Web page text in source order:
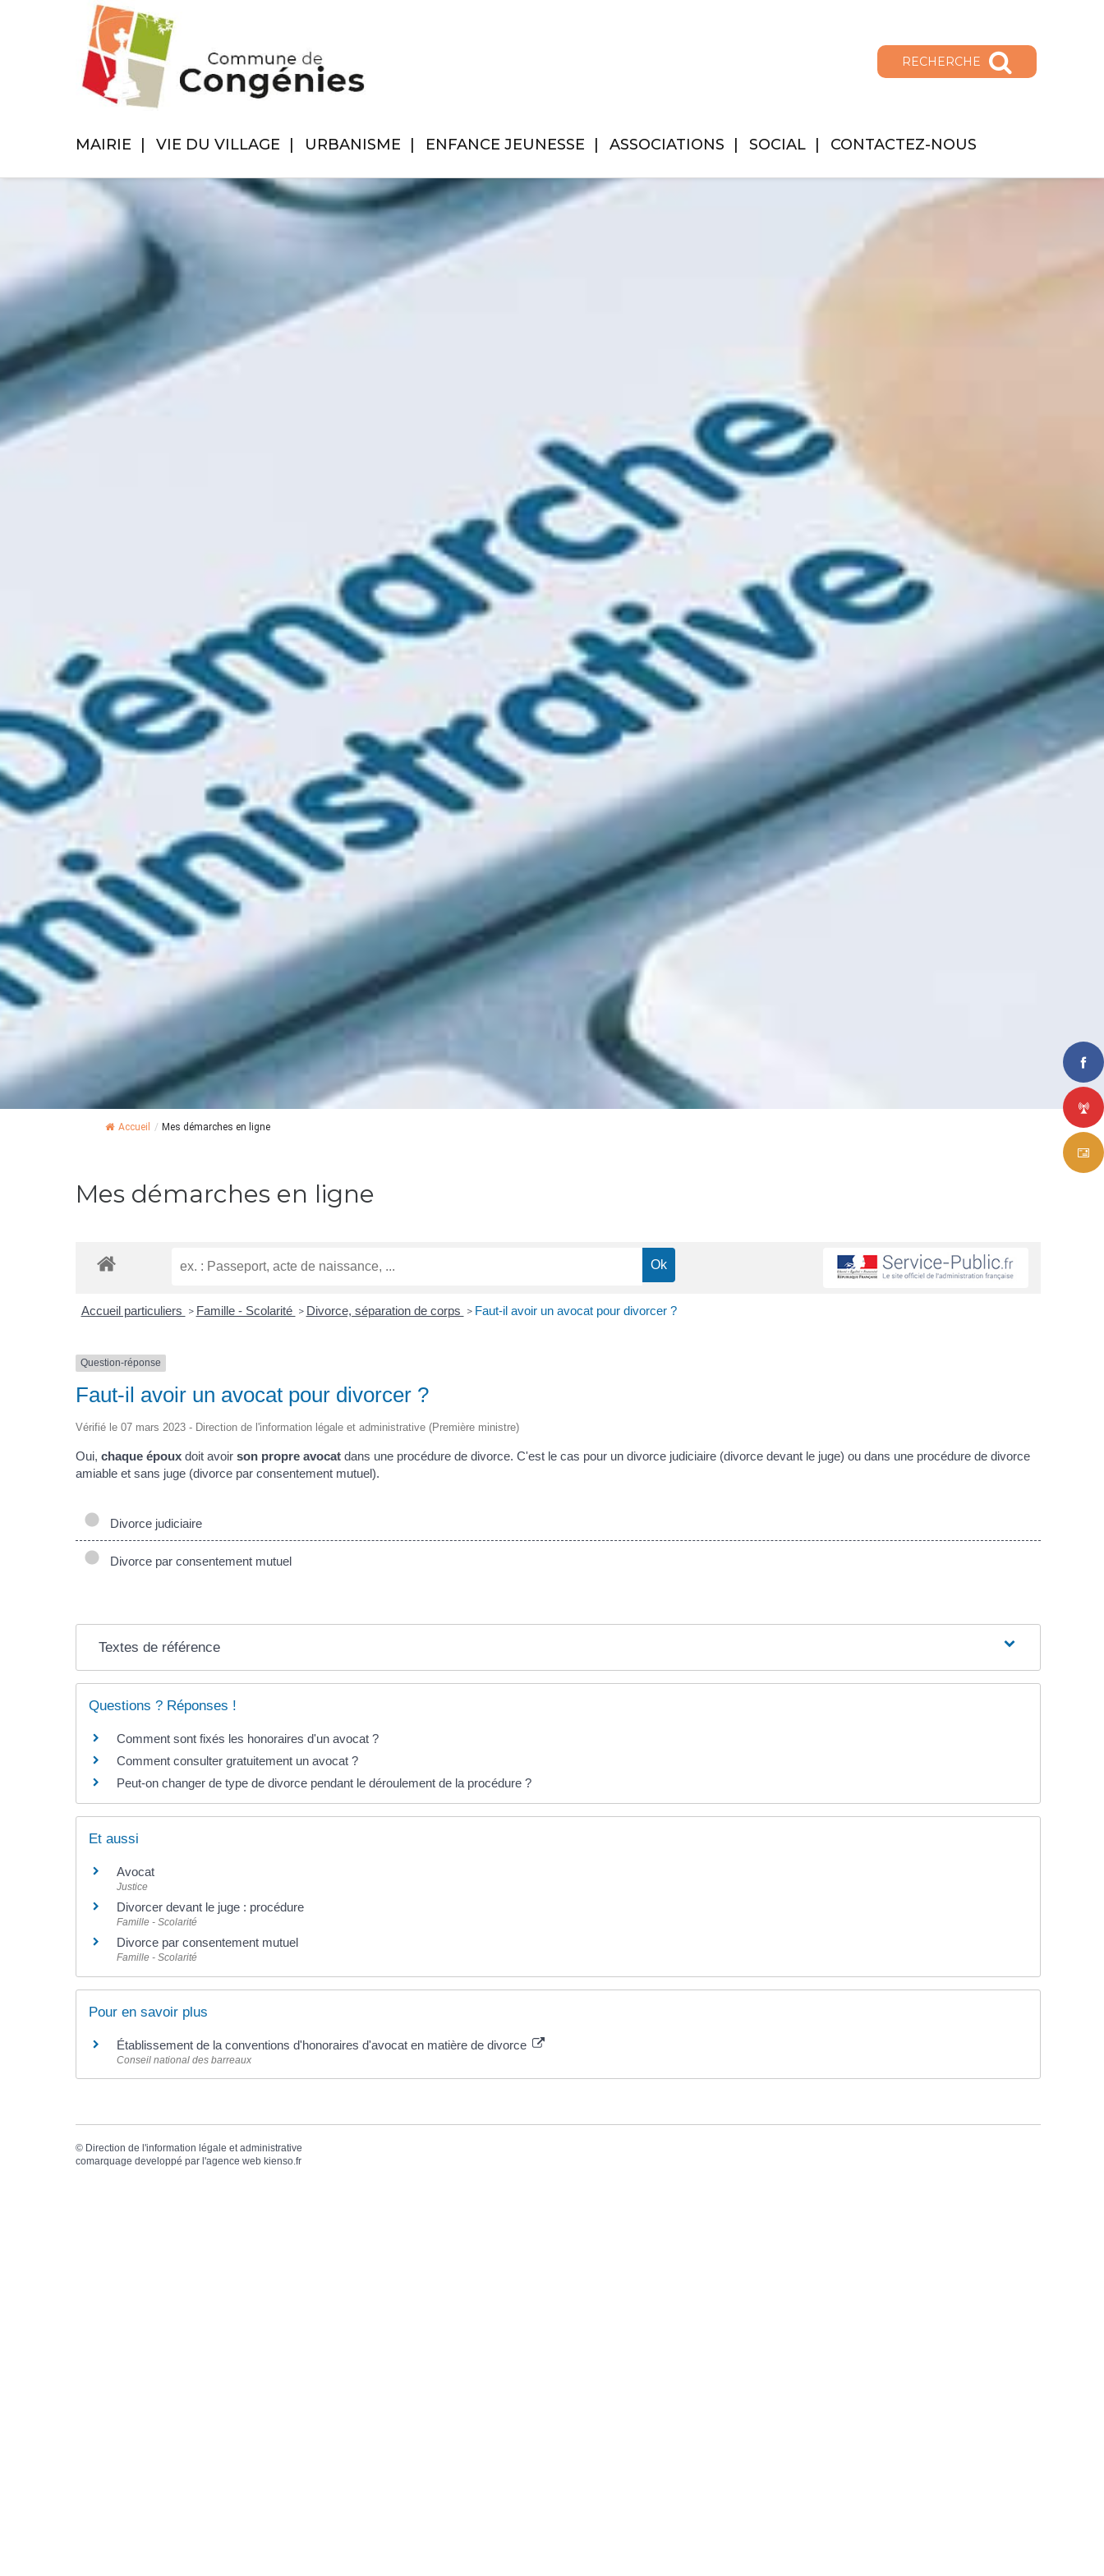
RECHERCHE
MAIRIE VIE DU VILLAGE URBANISME ENFANCE JEUNESSE ASSOCIATIONS SOCIAL CONTACTEZ-NOUS
Accueil / Mes démarches en ligne
Mes démarches en ligne
Accueil particuliers > Famille - Scolarité > Divorce, séparation de corps > Faut-il avoir un avocat pour divorcer ?
Question-réponse
Faut-il avoir un avocat pour divorcer ?
Vérifié le 07 mars 2023 - Direction de l'information légale et administrative (Première ministre)
Oui, chaque époux doit avoir son propre avocat dans une procédure de divorce. C'est le cas pour un divorce judiciaire (divorce devant le juge) ou dans une procédure de divorce
amiable et sans juge (divorce par consentement mutuel).
Divorce judiciaire
Divorce par consentement mutuel
Textes de référence
Questions ? Réponses !
Comment sont fixés les honoraires d'un avocat ?
Comment consulter gratuitement un avocat ?
Peut-on changer de type de divorce pendant le déroulement de la procédure ?
Et aussi
Avocat
Justice
Divorcer devant le juge : procédure
Famille - Scolarité
Divorce par consentement mutuel
Famille - Scolarité
Pour en savoir plus
Établissement de la conventions d'honoraires d'avocat en matière de divorce
Conseil national des barreaux
© Direction de l'information légale et administrative
comarquage developpé par l'agence web kienso.fr